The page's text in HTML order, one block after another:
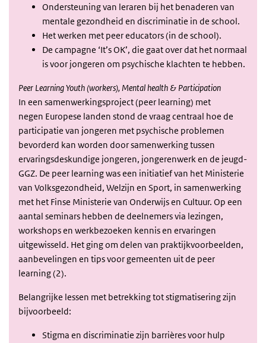
Ondersteuning van leraren bij het benaderen van
mentale gezondheid en discriminatie in de school.
Het werken met peer educators (in de school).
De campagne ‘It’s OK’, die gaat over dat het normaal
is voor jongeren om psychische klachten te hebben.
Peer Learning Youth (workers), Mental health & Participation
In een samenwerkingsproject (peer learning) met
negen Europese landen stond de vraag centraal hoe de
participatie van jongeren met psychische problemen
bevorderd kan worden door samenwerking tussen
ervaringsdeskundige jongeren, jongerenwerk en de jeugd-
GGZ. De peer learning was een initiatief van het Ministerie
van Volksgezondheid, Welzijn en Sport, in samenwerking
met het Finse Ministerie van Onderwijs en Cultuur. Op een
aantal seminars hebben de deelnemers via lezingen,
workshops en werkbezoeken kennis en ervaringen
uitgewisseld. Het ging om delen van praktijkvoorbeelden,
aanbevelingen en tips voor gemeenten uit de peer
learning (2).
Belangrijke lessen met betrekking tot stigmatisering zijn
bijvoorbeeld:
Stigma en discriminatie zijn barrières voor hulp